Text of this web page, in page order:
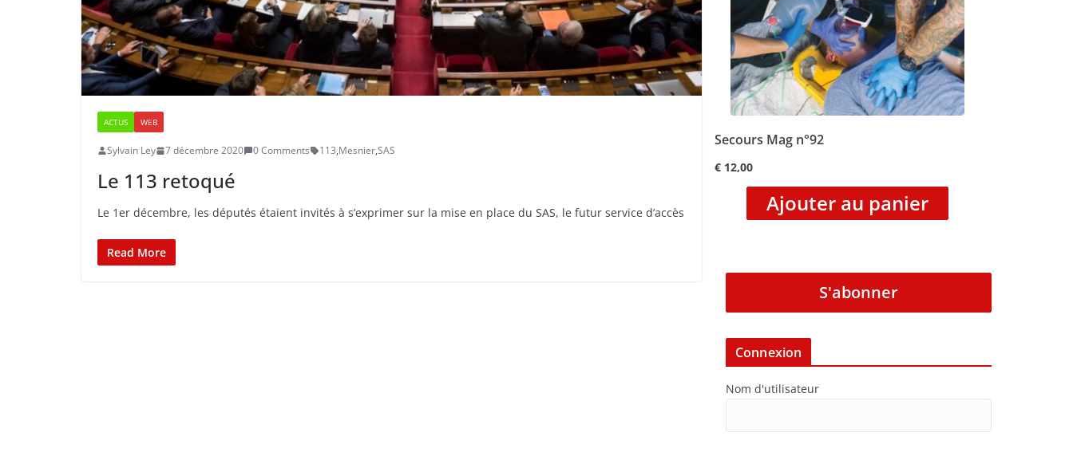
ACTUS WEB
Sylvain Ley 7 décembre 2020 0 Comments 113,Mesnier,SAS
Le 113 retoqué
Le 1er décembre, les députés étaient invités à s’exprimer sur la mise en place du SAS, le futur service d’accès
Read More
Secours Mag n°92
€ 12,00
Ajouter au panier
S'abonner
Connexion
Nom d'utilisateur